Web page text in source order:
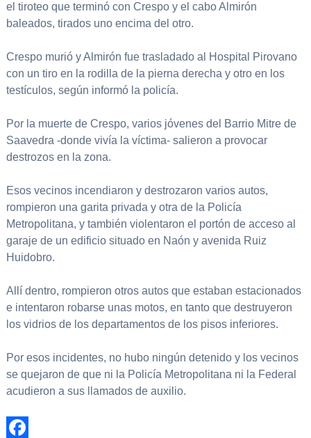
el tiroteo que terminó con Crespo y el cabo Almirón
baleados, tirados uno encima del otro.
Crespo murió y Almirón fue trasladado al Hospital Pirovano
con un tiro en la rodilla de la pierna derecha y otro en los
testículos, según informó la policía.
Por la muerte de Crespo, varios jóvenes del Barrio Mitre de
Saavedra -donde vivía la víctima- salieron a provocar
destrozos en la zona.
Esos vecinos incendiaron y destrozaron varios autos,
rompieron una garita privada y otra de la Policía
Metropolitana, y también violentaron el portón de acceso al
garaje de un edificio situado en Naón y avenida Ruiz
Huidobro.
Allí dentro, rompieron otros autos que estaban estacionados
e intentaron robarse unas motos, en tanto que destruyeron
los vidrios de los departamentos de los pisos inferiores.
Por esos incidentes, no hubo ningún detenido y los vecinos
se quejaron de que ni la Policía Metropolitana ni la Federal
acudieron a sus llamados de auxilio.